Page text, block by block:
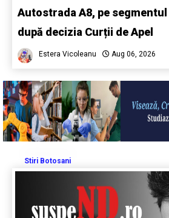
Autostrada A8, pe segmentul
după decizia Curții de Apel
Estera Vicoleanu Aug 06, 2026
Stiri Botosani